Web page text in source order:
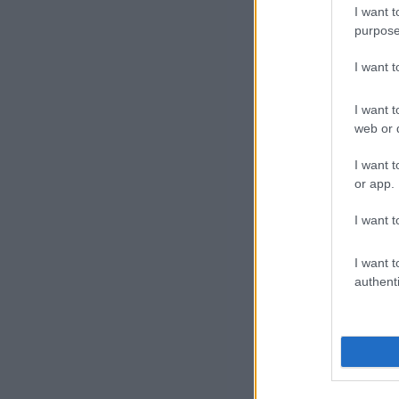
I want
I want
I want
web or
I want
or app.
I want
I want
A